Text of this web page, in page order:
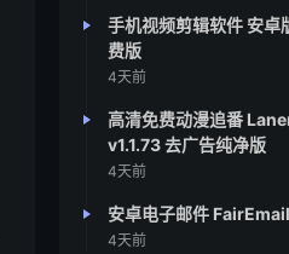
手机视频剪辑软件 安
费版
4天前
高清免费动漫追番
v1.1.73 去广告纯净版
4天前
安卓电子邮件
4天前